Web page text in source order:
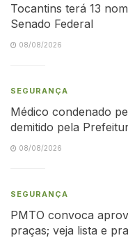
Tocantins terá 13
Senado Federal
08/08/2026
SEGURANÇA
Médico condenado
demitido pela
08/08/2026
SEGURANÇA
PMTO convoca
praças; veja lista e